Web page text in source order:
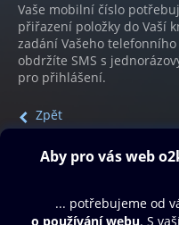
Vaše mobilní číslo
přiřazení položky do Vaší
zadání Vašeho telefonního
obdržíte SMS s
pro přihlášení.
Zpět
Obsah ke stažení